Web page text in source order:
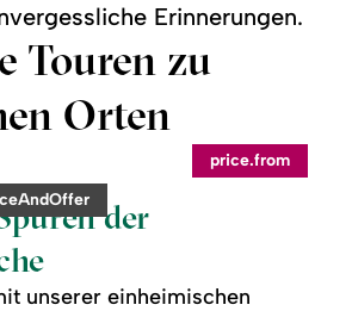
Erinnerungen.
Touren zu
Orten
price.from
der
unserer einheimischen